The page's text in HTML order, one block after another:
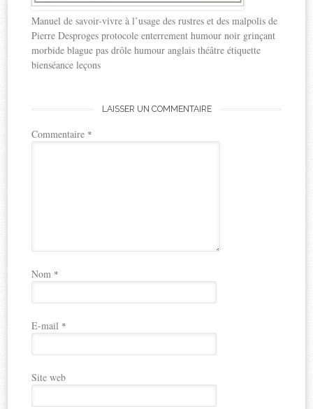
Manuel de savoir-vivre à l’usage des rustres et des malpolis de
Pierre Desproges protocole enterrement humour noir grinçant
morbide blague pas drôle humour anglais théâtre étiquette
bienséance leçons
LAISSER UN COMMENTAIRE
Commentaire *
Nom *
E-mail *
Site web